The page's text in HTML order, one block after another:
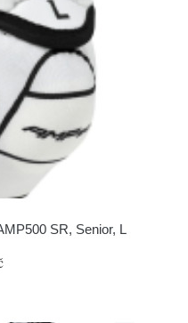
SR, Senior, L